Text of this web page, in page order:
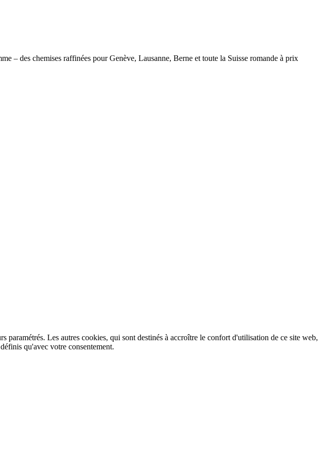
– des chemises raffinées pour Genève, Lausanne, Berne et toute la Suisse romande à prix
Les autres cookies, qui sont destinés à accroître le confort d'utilisation de ce site web,
qu'avec votre consentement.